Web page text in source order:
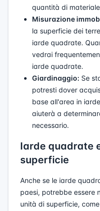
quantità di
Misurazione
la superficie dei
iarde quadrate.
vedrai
iarde quadrate.
Giardinaggio: Se
potresti dover
base all'area in
aiuterà a
necessario.
Iarde quadrate
superficie
Anche se le iarde
paesi, potrebbe essere
unità di superficie,